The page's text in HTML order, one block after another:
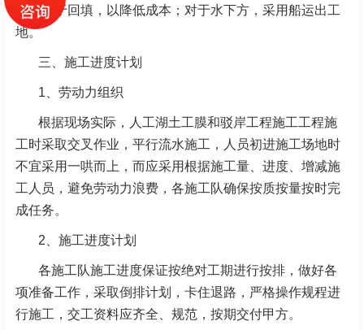
好土用于回填，以降低成本；对于水下方，采用船运出工
地。
三、施工进度计划
1、劳动力组织
根据现场实际，人工湖土工膜和驳岸工程施工工程施
工时采取交叉作业，平行流水施工，人员初进施工场地时
不宜采用一哄而上，而应采用根据施工量、进度、增减施
工人员，避免劳动力浪费，各施工队确保按质按量按时完
成任务。
2、施工进度计划
各施工队施工进度保证按绝对工期进行按排，做好各
项准备工作，采取倒排计划，卡住退路，严格操作规程进
行施工，交工资料应齐全、规范，按期交付甲方。